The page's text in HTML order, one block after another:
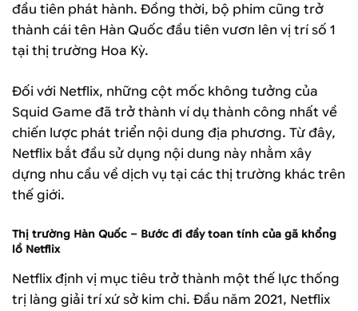
đầu tiên phát hành. Đồng thời, bộ phim cũng trở
thành cái tên Hàn Quốc đầu tiên vươn lên vị trí số 1
tại thị trường Hoa Kỳ.
Đối với Netflix, những cột mốc không tưởng của
Squid Game đã trở thành ví dụ thành công nhất về
chiến lược phát triển nội dung địa phương. Từ đây,
Netflix bắt đầu sử dụng nội dung này nhằm xây
dựng nhu cầu về dịch vụ tại các thị trường khác trên
thế giới.
Thị trường Hàn Quốc – Bước đi đầy toan tính của gã khổng
lồ Netflix
Netflix định vị mục tiêu trở thành một thế lực thống
trị làng giải trí xứ sở kim chi. Đầu năm 2021, Netflix